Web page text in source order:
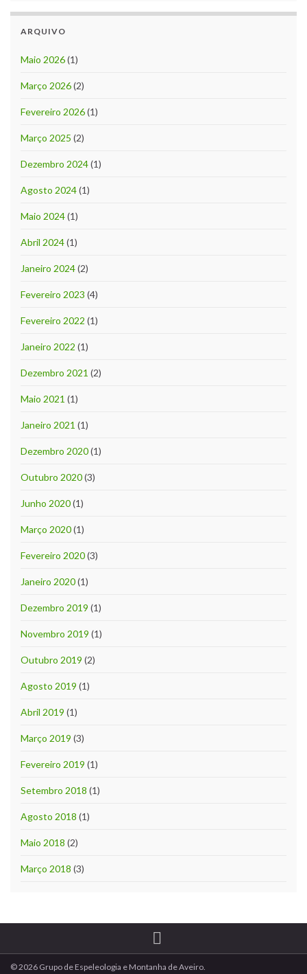
ARQUIVO
Maio 2026(1)
Março 2026(2)
Fevereiro 2026(1)
Março 2025 (2)
Dezembro 2024(1)
Agosto 2024(1)
Maio 2024(1)
Abril 2024(1)
Janeiro 2024(2)
Fevereiro 2023 (4)
Fevereiro 2022 (1)
Janeiro 2022 (1)
Dezembro 2021 (2)
Maio 2021 (1)
Janeiro 2021 (1)
Dezembro 2020(1)
Outubro 2020(3)
Junho 2020(1)
Março 2020(1)
Fevereiro 2020(3)
Janeiro 2020(1)
Dezembro 2019 (1)
Novembro 2019 (1)
Outubro 2019 (2)
Agosto 2019 (1)
Abril 2019 (1)
Março 2019 (3)
Fevereiro 2019 (1)
Setembro 2018 (1)
Agosto 2018 (1)
Maio 2018 (2)
Março 2018 (3)
© 2026 Grupo de Espeleologia e Montanha de Aveiro.